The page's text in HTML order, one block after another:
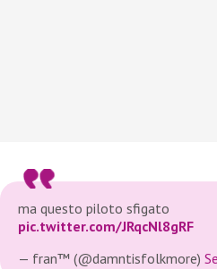
ma questo piloto sfigato
pic.twitter.com/JRqcNl8gRF
— fran™️ (@damntisfolkmore)